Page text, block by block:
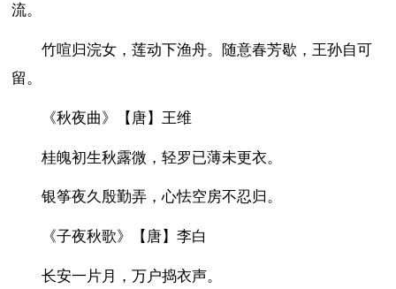
流。
竹喧归浣女，莲动下渔舟。随意春芳歇，王孙自可
留。
《秋夜曲》【唐】王维
桂魄初生秋露微，轻罗已薄未更衣。
银筝夜久殷勤弄，心怯空房不忍归。
《子夜秋歌》【唐】李白
长安一片月，万户捣衣声。